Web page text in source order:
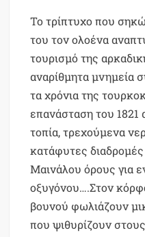
Το τρίπτυχο που
του τον ολοένα
τουρισμό της
αναρίθμητα μνημεία
τα χρόνια της
επανάσταση του
τοπία, τρεχούμενα
κατάφυτες
Μαινάλου όρους για
οξυγόνου….Στον
βουνού φωλιάζουν
που ψιθυρίζουν